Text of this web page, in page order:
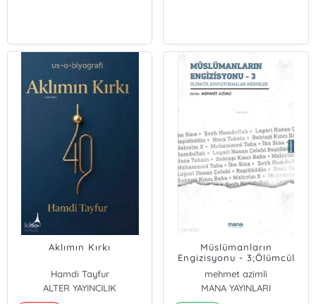
Aklımın Kırkı
Hamdi Tayfur
ALTER YAYINCILIK
Müslümanların
Engizisyonu - 3;Ölümcül
Kovuşturmalar, Mihneler
mehmet azimli
MANA YAYINLARI